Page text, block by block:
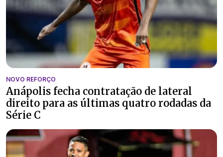
NOVO REFORÇO
Anápolis fecha contratação de lateral
direito para as últimas quatro rodadas da
Série C